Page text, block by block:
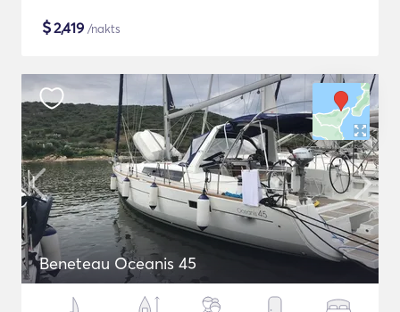
$2,419 /nakts
Beneteau Oceanis 45